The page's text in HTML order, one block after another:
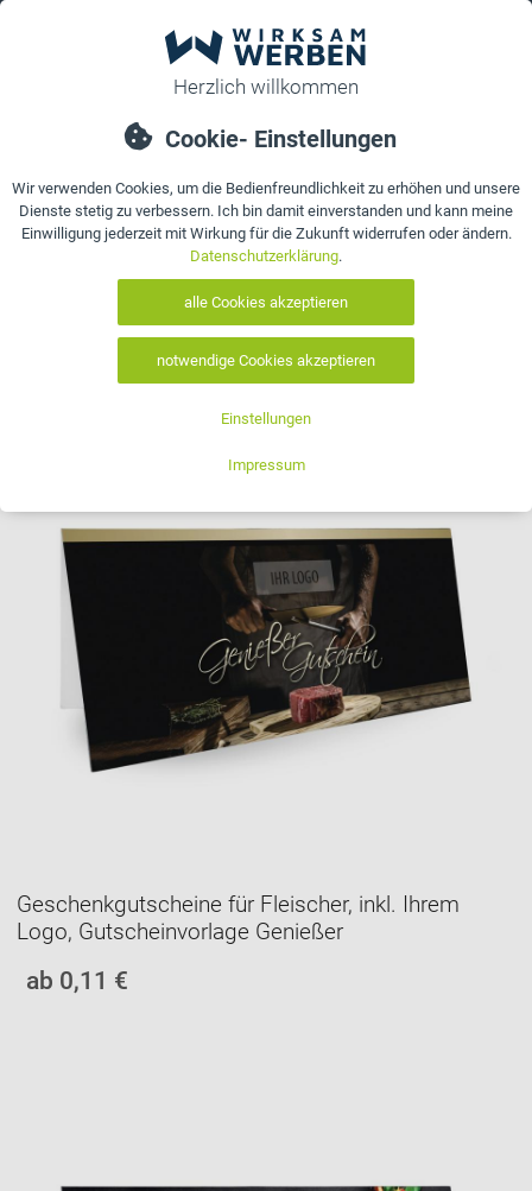
Startseite>Geschenk-Gutscheine günstig drucken
Geschenk-Gutscheine günstig
6 Artikel gefunden
Geschenkgutscheine für Fleischer, inkl. Ihrem
Logo, Gutscheinvorlage Genießer
ab 0,11 €